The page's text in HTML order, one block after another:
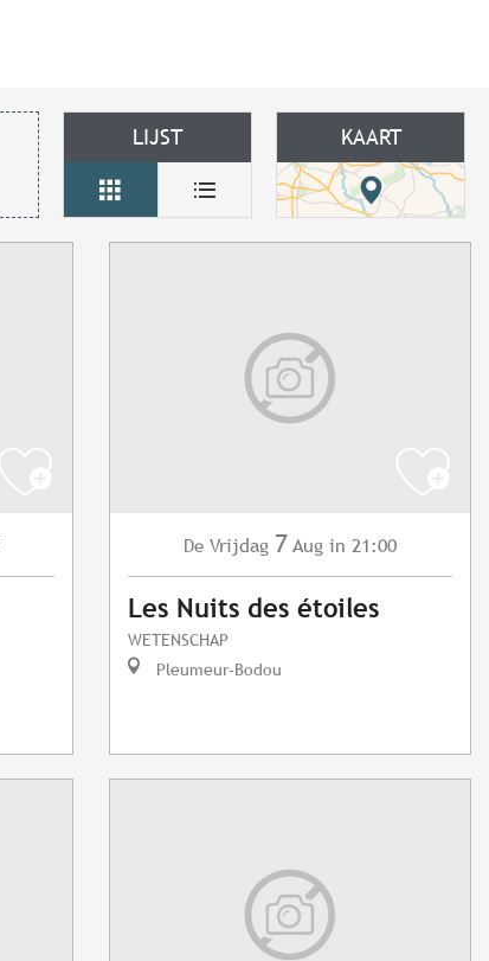
LIJST KAART
De Vrijdag 7 Aug in 21:00
Les Nuits des étoiles
WETENSCHAP
Pleumeur-Bodou